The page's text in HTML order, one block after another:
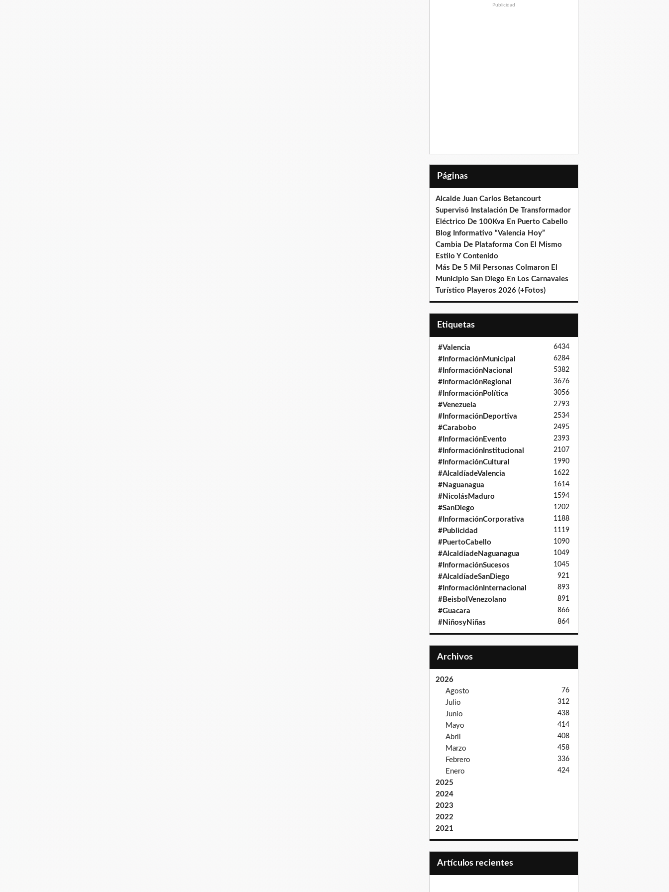
Publicidad
Páginas
Alcalde Juan Carlos Betancourt
Supervisó Instalación De Transformador
Eléctrico De 100Kva En Puerto Cabello
Blog Informativo “Valencia Hoy”
Cambia De Plataforma Con El Mismo
Estilo Y Contenido
Más De 5 Mil Personas Colmaron El
Municipio San Diego En Los Carnavales
Turístico Playeros 2026 (+Fotos)
Etiquetas
#Valencia 6434
#InformaciónMunicipal 6284
#InformaciónNacional 5382
#InformaciónRegional 3676
#InformaciónPolítica 3056
#Venezuela 2793
#InformaciónDeportiva 2534
#Carabobo 2495
#InformaciónEvento 2393
#InformaciónInstitucional 2107
#InformaciónCultural 1990
#AlcaldíadeValencia 1622
#Naguanagua 1614
#NicolásMaduro 1594
#SanDiego 1202
#InformaciónCorporativa 1188
#Publicidad 1119
#PuertoCabello 1090
#AlcaldíadeNaguanagua 1049
#InformaciónSucesos 1045
#AlcaldíadeSanDiego 921
#InformaciónInternacional 893
#BeisbolVenezolano 891
#Guacara 866
#NiñosyNiñas 864
Archivos
2026
Agosto
76
Julio 312
Junio 438
Mayo 414
Abril 408
Marzo 458
Febrero 336
Enero 424
2025
2024
2023
2022
2021
Artículos recientes